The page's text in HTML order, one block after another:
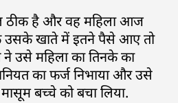
ठीक है और वह महिला आज
उसके खाते में इतने पैसे आए तो
महिला का तिनके का
का फर्ज निभाया और उसे
बच्चे को बचा लिया.